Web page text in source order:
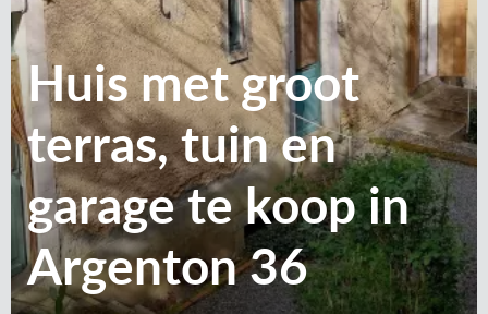
Huis met groot
terras, tuin en
garage te koop in
Argenton 36